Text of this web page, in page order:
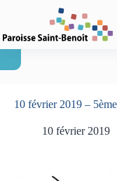
10 février 2019 –
10 février 2019